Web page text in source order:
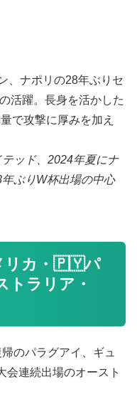
、ナポリの28年ぶりセ
活躍。長身を活かした
で攻撃に厚みを加え
ッド、2024年夏にナ
ぶりW杯出場の中心
リカ・🇵🇾パ
ラリア・
のパラグアイ、ギュ
会連続出場のオースト